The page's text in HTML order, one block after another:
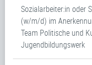
Sozialarbeiter:in oder
(w/m/d) im
Team Politische und
Jugendbildungswerk